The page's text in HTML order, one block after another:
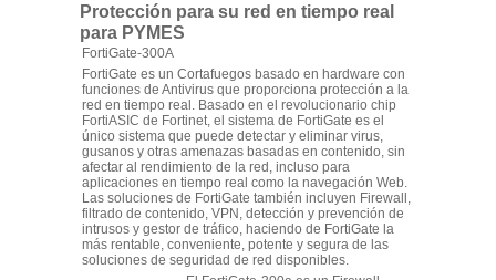
Protección para su red en tiempo real
para PYMES
FortiGate-300A
FortiGate es un Cortafuegos basado en hardware con
funciones de Antivirus que proporciona protección a la
red en tiempo real. Basado en el revolucionario chip
FortiASIC de Fortinet, el sistema de FortiGate es el
único sistema que puede detectar y eliminar virus,
gusanos y otras amenazas basadas en contenido, sin
afectar al rendimiento de la red, incluso para
aplicaciones en tiempo real como la navegación Web.
Las soluciones de FortiGate también incluyen Firewall,
filtrado de contenido, VPN, detección y prevención de
intrusos y gestor de tráfico, haciendo de FortiGate la
más rentable, conveniente, potente y segura de las
soluciones de seguridad de red disponibles.